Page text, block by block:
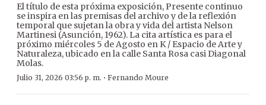
El título de esta próxima exposición, Presente continuo
se inspira en las premisas del archivo y de la reflexión
temporal que sujetan la obra y vida del artista Nelson
Martinesi (Asunción, 1962). La cita artística es para el
próximo miércoles 5 de Agosto en K / Espacio de Arte y
Naturaleza, ubicado en la calle Santa Rosa casi Diagonal
Molas.
Julio 31, 2026 03:56 p. m. · Fernando Moure